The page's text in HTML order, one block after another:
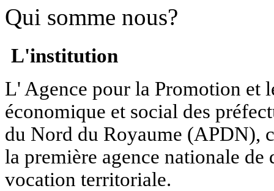
Qui somme nous?
L'institution
L' Agence pour la Promotion et
économique et social des
du Nord du Royaume (APDN),
la première agence nationale de
vocation territoriale.